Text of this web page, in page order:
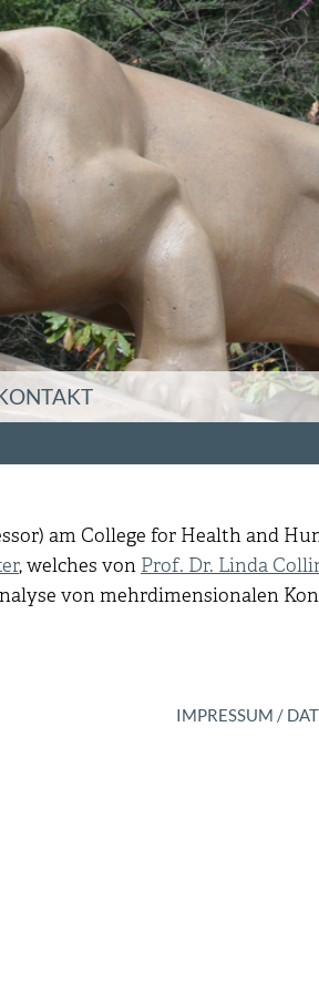
am College for Health and
, welches von Prof. Dr. Linda
von mehrdimensionalen
IMPRESSUM /